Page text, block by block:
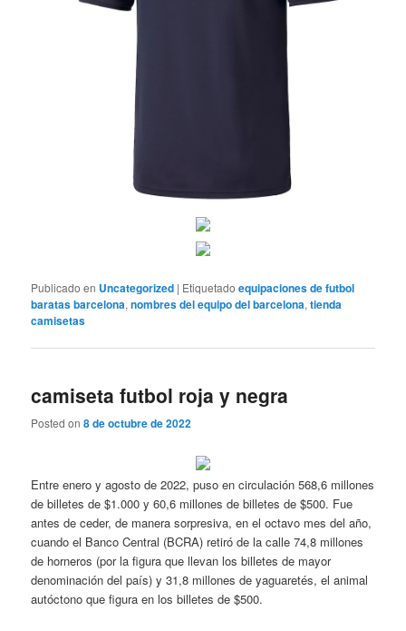
Publicado en Uncategorized | Etiquetado equipaciones de futbol
baratas barcelona,nombres del equipo del barcelona,tienda
camisetas
camiseta futbol roja y negra
Posted on8 de octubre de 2022
Entre enero y agosto de 2022, puso en circulación 568,6 millones
de billetes de $1.000 y 60,6 millones de billetes de $500. Fue
antes de ceder, de manera sorpresiva, en el octavo mes del año,
cuando el Banco Central (BCRA) retiró de la calle 74,8 millones
de horneros (por la figura que llevan los billetes de mayor
denominación del país) y 31,8 millones de yaguaretés, el animal
autóctono que figura en los billetes de $500.